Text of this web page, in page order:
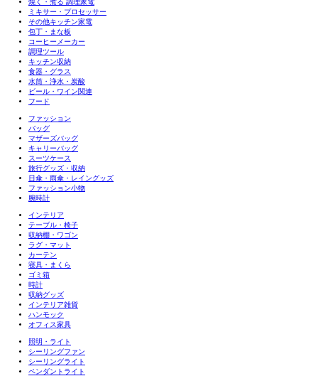
ミキサー・プロセッサー
その他キッチン家電
包丁・まな板
コーヒーメーカー
調理ツール
キッチン収納
食器・グラス
水筒・浄水・炭酸
ビール・ワイン関連
フード
ファッション
バッグ
マザーズバッグ
キャリーバッグ
スーツケース
旅行グッズ・収納
日傘・雨傘・レイングッズ
ファッション小物
腕時計
インテリア
テーブル・椅子
収納棚・ワゴン
ラグ・マット
カーテン
寝具・まくら
ゴミ箱
時計
収納グッズ
インテリア雑貨
ハンモック
オフィス家具
照明・ライト
シーリングファン
シーリングライト
ペンダントライト